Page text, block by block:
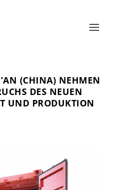
(CHINA) NEHMEN
DES NEUEN
UND PRODUKTION